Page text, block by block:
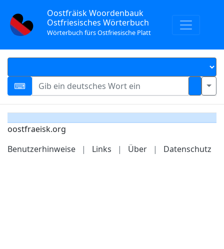
Oostfräisk Woordenbauk
Ostfriesisches Wörterbuch
Wörterbuch fürs Ostfriesische Platt
oostfraeisk.org
Benutzerhinweise
| Links | Über | Datenschutz